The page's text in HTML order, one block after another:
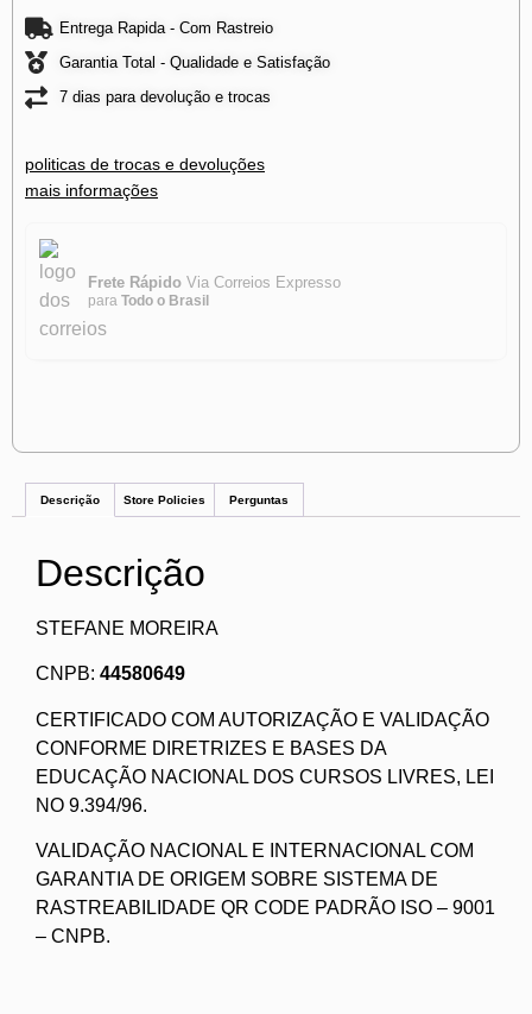
Entrega Rapida - Com Rastreio
Garantia Total - Qualidade e Satisfação
7 dias para devolução e trocas
politicas de trocas e devoluções
mais informações
Frete Rápido Via Correios Expresso
para Todo o Brasil
Descrição Store Policies Perguntas
Descrição
STEFANE MOREIRA
CNPB: 44580649
CERTIFICADO COM AUTORIZAÇÃO E VALIDAÇÃO
CONFORME DIRETRIZES E BASES DA
EDUCAÇÃO NACIONAL DOS CURSOS LIVRES, LEI
NO 9.394/96.
VALIDAÇÃO NACIONAL E INTERNACIONAL COM
GARANTIA DE ORIGEM SOBRE SISTEMA DE
RASTREABILIDADE QR CODE PADRÃO ISO – 9001
– CNPB.